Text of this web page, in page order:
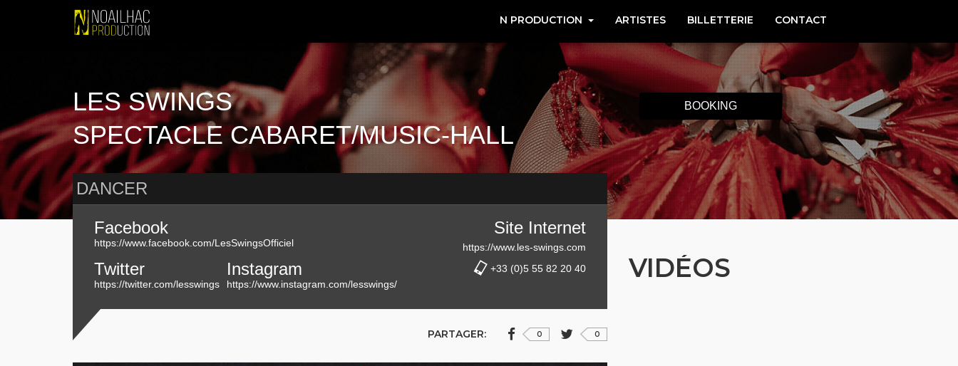
N PRODUCTION ARTISTES BILLETTERIE CONTACT
LES SWINGS
SPECTACLE CABARET/MUSIC-HALL
BOOKING
DANCER
Facebook
https://www.facebook.com/LesSwingsOfficiel
Twitter
https://twitter.com/lesswings
Instagram
https://www.instagram.com/lesswings/
Site Internet
https://www.les-swings.com
+33 (0)5 55 82 20 40
PARTAGER: 0 0
VIDÉOS